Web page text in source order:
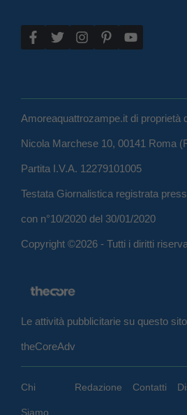
Amoreaquattrozampe.it di proprietà
Nicola Marchese 10, 00141 Roma
Partita I.V.A. 12279101005
Testata Giornalistica registrata
con n°10/2020 del 30/01/2020
Copyright ©2026 - Tutti i diritti
Le attività pubblicitarie su questo
theCoreAdv
Chi
Siamo
Redazione Contatti